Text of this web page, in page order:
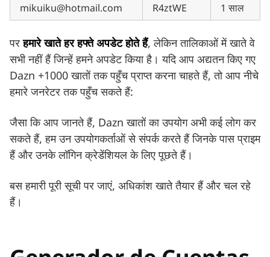
mikuiku@hotmail.com
R4ztWE 1 साल
परहमारे खाते हर हफ्ते अपडेट होते हैं, लेकिन तालिकाओं में खाते वे
सभी नहीं हैं जिन्हें हमने अपडेट किया है। यदि आप अद्यतन किए गए
Dazn +1000 खातों तक पहुँच प्राप्त करना चाहते हैं, तो आप नीचे
हमारे जनरेटर तक पहुँच सकते हैं:
जैसा कि आप जानते हैं, Dazn खातों का उपयोग अभी कई लोग कर
सकते हैं, हम उन उपयोगकर्ताओं से संपर्क करते हैं जिनके पास प्राइम
हैं और उनके लॉगिन क्रेडेंशियल के लिए पूछते हैं।
बस हमारी पूरी सूची पर जाएं, अधिकांश खाते तैयार हैं और चल रहे
हैं।